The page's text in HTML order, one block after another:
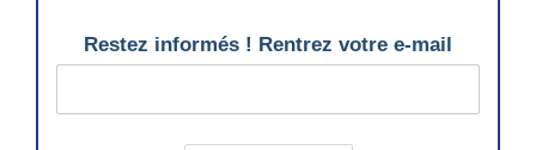
Restez informés ! Rentrez votre e-mail